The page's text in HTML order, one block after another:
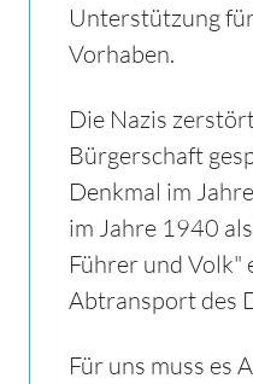
Unterstützung
Vorhaben.
Die Nazis
Bürgerschaft
Denkmal im
im Jahre 1940
Führer und Volk"
Abtransport des
Für uns muss es